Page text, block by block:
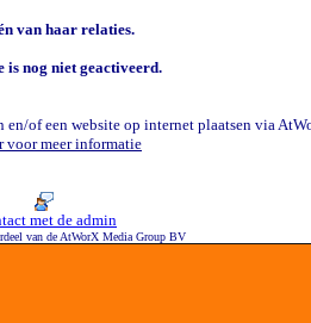
van haar relaties.
is nog niet geactiveerd.
of een website op internet plaatsen via
voor meer informatie
met de admin
van de AtWorX Media Group BV